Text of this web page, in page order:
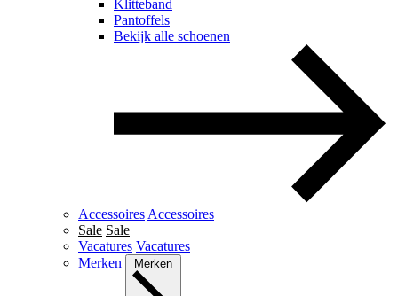
Klitteband
Pantoffels
Bekijk alle schoenen
Accessoires Accessoires
Sale Sale
Vacatures Vacatures
Merken
Merken